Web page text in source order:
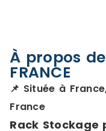
À propos de
FRANCE
📌 Située à
France
Rack Stockage